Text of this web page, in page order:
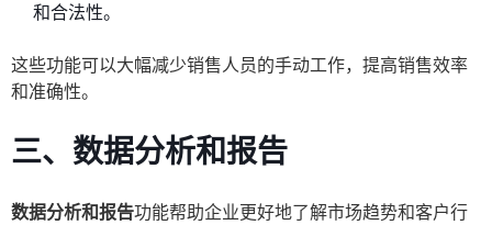
和合法性。
这些功能可以大幅减少销售人员的手动工作，提高销售效率
和准确性。
三、数据分析和报告
数据分析和报告功能帮助企业更好地了解市场趋势和客户行